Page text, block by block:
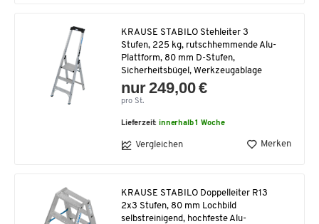
KRAUSE STABILO Stehleiter 3
Stufen, 225 kg, rutschhemmende Alu-
Plattform, 80 mm D-Stufen,
Sicherheitsbügel, Werkzeugablage
nur 249,00 €
pro St.
Lieferzeit:innerhalb 1 Woche
Vergleichen Merken
KRAUSE STABILO Doppelleiter R13
2x3 Stufen, 80 mm Lochbild
selbstreinigend, hochfeste Alu-